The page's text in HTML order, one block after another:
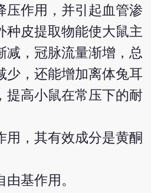
压作用，并引起血管渗
种皮提取物能使大鼠主
减，冠脉流量渐增，总
少，还能增加离体兔耳
提高小鼠在常压下的耐
用，其有效成分是黄酮
基作用。